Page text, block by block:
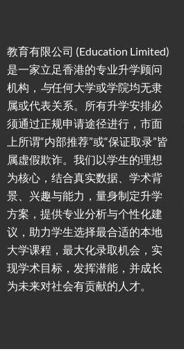
教育有限公司 (Education Limited)
是一家立足香港的专业升学顾问
机构， 与任何大学或学院均无隶
属或代表关系。所有升学安排必
须通过正规申请途径进行，市面
上所谓“内部推荐”或“保证取录”皆
属虚假欺诈。我们以学生的理想
为核心，结合真实数据、学术背
景、兴趣与能力，量身制定升学
方案，提供专业分析与个性化建
议，助力学生选择最合适的本地
大学课程，最大化录取机会，实
现学术目标，发挥潜能，并成长
为未来对社会有贡献的人才。